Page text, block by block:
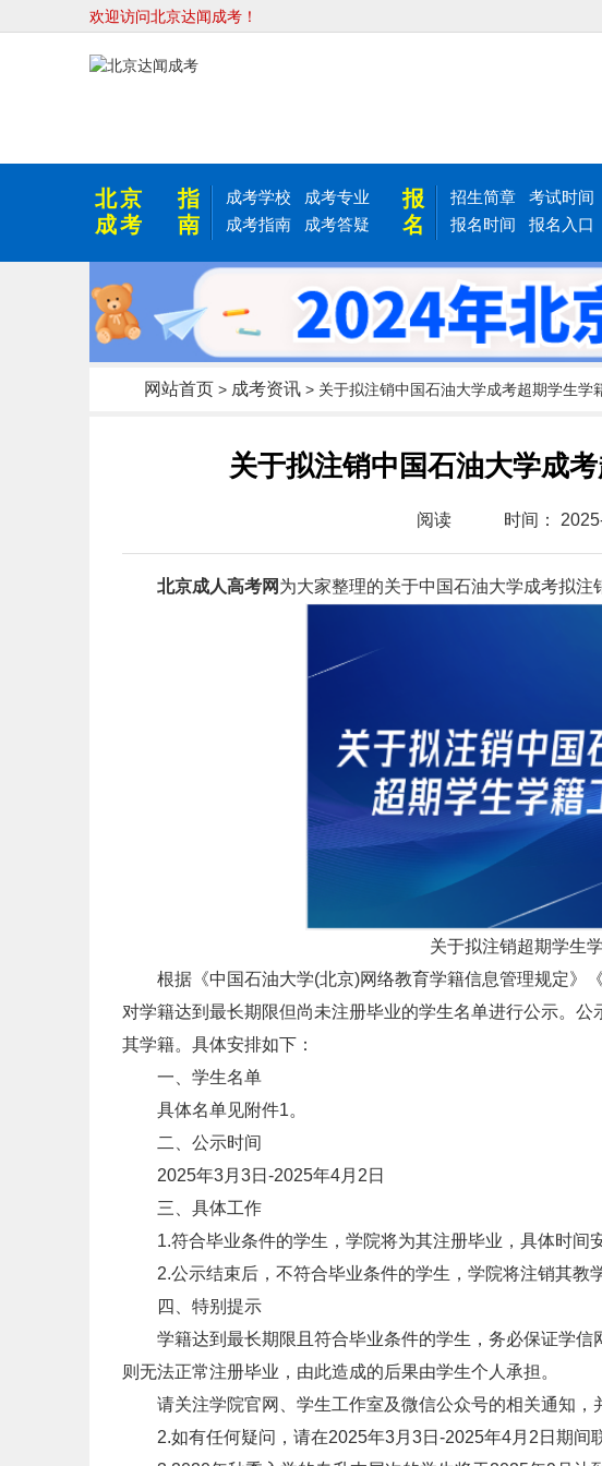
欢迎访问北京达闻成考！
北京
成考
指
南
成考学校
成考专业
成考指南
成考答疑
报
名
招生简章
考试时间
报名时间
报名入口
网站首页 > 成考资讯 > 关于拟注销中国石油大学成考超期学生学
关于拟注销中国石油大学成
阅读 时间：
北京成人高考网 为大家整理的关于中国石油大学成考拟注
关于拟注销超期学生
根据《中国石油大学(北京)网络教育学籍信息管理规定》
对学籍达到最长期限但尚未注册毕业的学生名单进行公示。
其学籍。具体安排如下：
一、学生名单
具体名单见附件1。
二、公示时间
2025年3月3日-2025年4月2日
三、具体工作
1.符合毕业条件的学生，学院将为其注册毕业，具体时间
2.公示结束后，不符合毕业条件的学生，学院将注销其教学
四、特别提示
学籍达到最长期限且符合毕业条件的学生，务必保证学信
则无法正常注册毕业，由此造成的后果由学生个人承担。
请关注学院官网、学生工作室及微信公众号的相关通知，
2.如有任何疑问，请在2025年3月3日-2025年4月2日期间